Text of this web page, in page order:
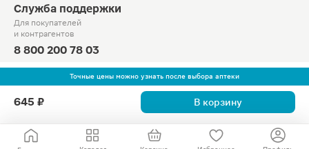
Точные цены можно узнать после выбора аптеки
645 ₽ В корзину
Служба поддержки
Для покупателей
и контрагентов
8 800 200 78 03
Круглосуточно, звонок по России бесплатный
© Официальный сайт сети «Магнит».